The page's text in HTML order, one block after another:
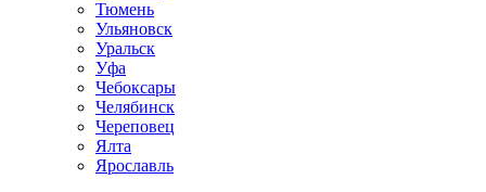
Тюмень
Ульяновск
Уральск
Уфа
Чебоксары
Челябинск
Череповец
Ялта
Ярославль